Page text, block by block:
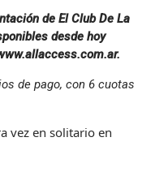
de El Club De La
desde hoy
de pago, con 6 cuotas